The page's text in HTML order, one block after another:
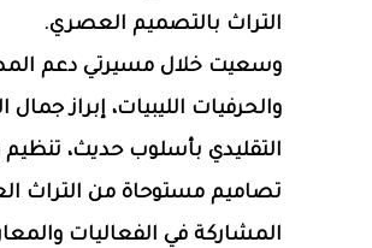
التراث بالتصميم العصري.
وسعيت خلال مسيرتي دعم
والحرفيات الليبيات، إبراز جمال
التقليدي بأسلوب حديث،
تصاميم مستوحاة من التراث
المشاركة في الفعاليات